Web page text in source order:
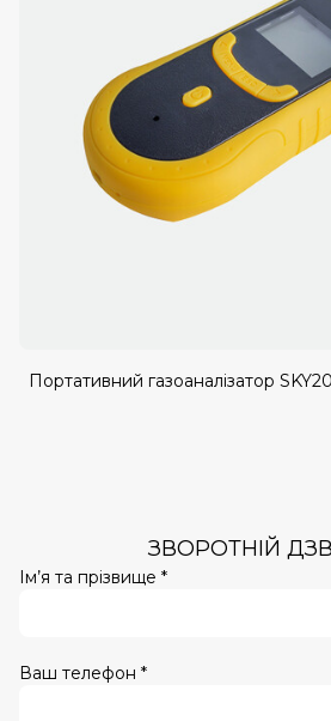
Портативний газоаналізатор
ЗВОРОТНІЙ
Ім’я та прізвище *
Ваш телефон *